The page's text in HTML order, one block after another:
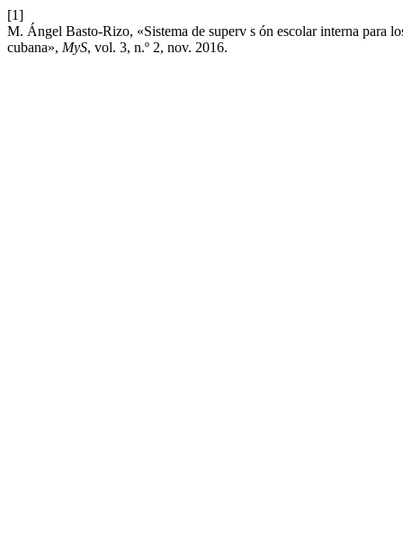
[1]
M. Ángel Basto-Rizo, «Sistema de superv s ón escolar interna para
cubana», MyS, vol. 3, n.º 2, nov. 2016.